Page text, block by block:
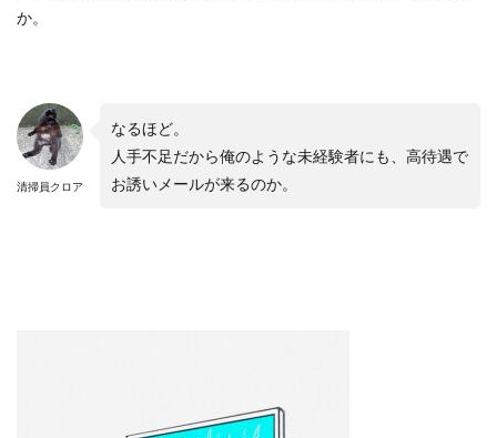
か。
清掃員クロア
なるほど。
人手不足だから俺のような未経験者にも、高待遇で
お誘いメールが来るのか。